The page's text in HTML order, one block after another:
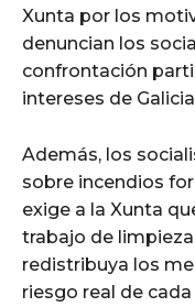
Xunta por los
denuncian los
confrontación
intereses de
Además, los
sobre incendios
exige a la Xunta
trabajo de
redistribuya los
riesgo real de